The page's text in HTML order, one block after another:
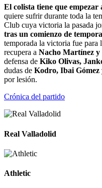
El colista tiene que empezar
quiere sufrir durante toda la
Club cuya victoria la pasada
tras un comienzo de
temporada la victoria fue para
recupera a Nacho Martínez y
defensa de Kiko Olivas,
dudas de Kodro, Ibai Gómez
por lesión.
Crónica del partido
Real Valladolid
Athletic